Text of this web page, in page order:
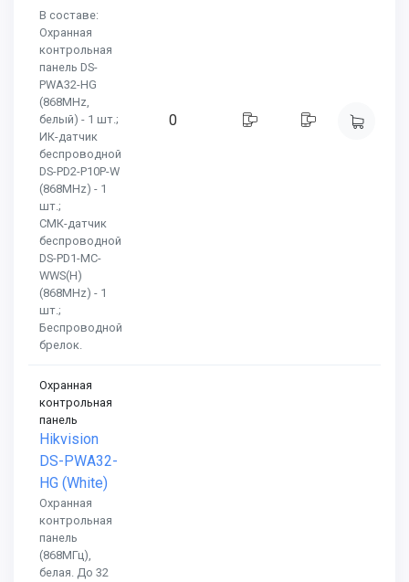
В составе:
Охранная
контрольная
панель DS-
PWA32-HG
(868MHz,
белый) - 1 шт.;
ИК-датчик
беспроводной
DS-PD2-P10P-W
(868MHz) - 1
шт.;
СМК-датчик
беспроводной
DS-PD1-MC-
WWS(H)
(868MHz) - 1
шт.;
Беспроводной
брелок.
0
Охранная
контрольная
панель
Hikvision
DS-PWA32-
HG (White)
Охранная
контрольная
панель
(868МГц),
белая. До 32